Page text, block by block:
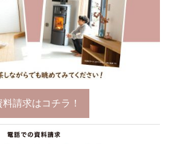
料請求はコチラ！